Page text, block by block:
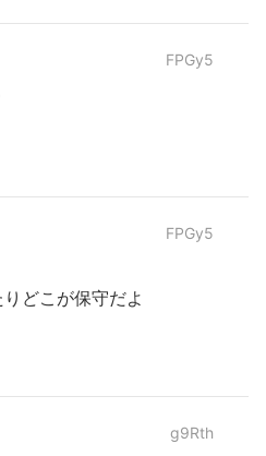
FPGy5
FPGy5
どこが保守だよ
g9Rth